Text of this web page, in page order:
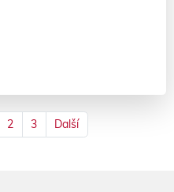
2 3 Další